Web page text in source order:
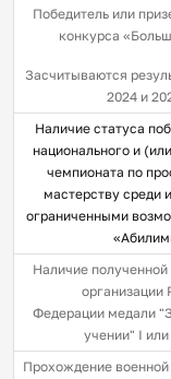
Победитель или
конкурса
Засчитываются
2024 и
Наличие статуса
национального и
чемпионата по
мастерству среди
ограниченными
Наличие полученной
организации
Федерации медали
учении" I
Прохождение